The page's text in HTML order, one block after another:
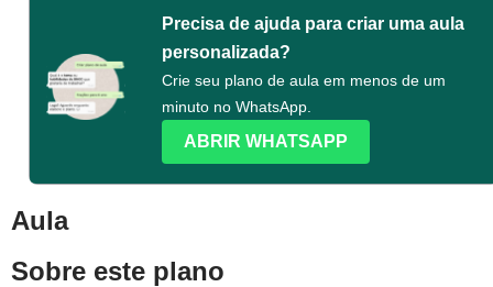
Precisa de ajuda para criar uma aula
personalizada?
Crie seu plano de aula em menos de um
minuto no WhatsApp.
ABRIR WHATSAPP
Aula
Sobre este plano